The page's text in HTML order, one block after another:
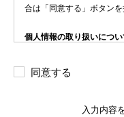
合は「同意する」ボタン
個人情報の取り扱いについ
利用目的
ＳＯＭＰＯヘルスサポ
に利用します。
同意する